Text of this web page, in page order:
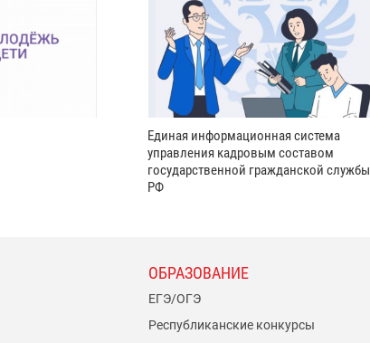
Единая информационная система
управления кадровым составом
государственной гражданской службы
РФ
ОБРАЗОВАНИЕ
ЕГЭ/ОГЭ
Республиканские конкурсы